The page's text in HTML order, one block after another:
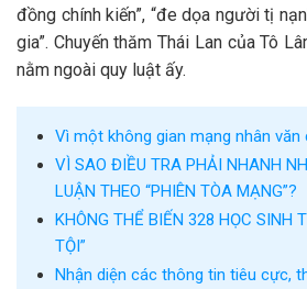
đồng chính kiến”, “đe dọa người tị
gia”. Chuyến thăm Thái Lan củaTô
nằm ngoài quy luật ấy.
Vì một không gian mạng nhân
VÌ SAO ĐIỀU TRA PHẢI NHANH
LUẬN THEO “PHIÊN TÒA MẠNG”?
KHÔNG THỂ BIẾN 328 HỌC SINH
TỘI”
Nhận diện các thông tin tiêu cực,